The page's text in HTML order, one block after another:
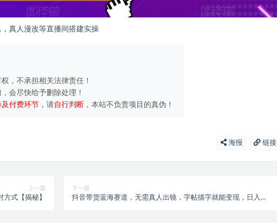
真人漫改等直播间搭建实操
，不承担相关法律责任！
会尽快给予删除处理！
付费环节 ，请自行判断 ，本站不负责项目的真伪！
海报 链接
上一篇
式【揭秘】
下一篇
抖音带货蓝海赛道，无需真人出镜，字帖描字就能变现，日入上